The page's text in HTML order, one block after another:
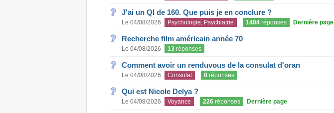
J'ai un QI de 160. Que puis je en conclure ?
Le 04/08/2026 Psychologie, Psychiatrie 1404réponses Dernière page
Recherche film américain année 70
Le 04/08/2026 13réponses
Comment avoir un renduvous de la consulat d'oran
Le 04/08/2026 Consulat 8réponses
Qui est Nicole Delya ?
Le 04/08/2026 Voyance 226réponses Dernière page